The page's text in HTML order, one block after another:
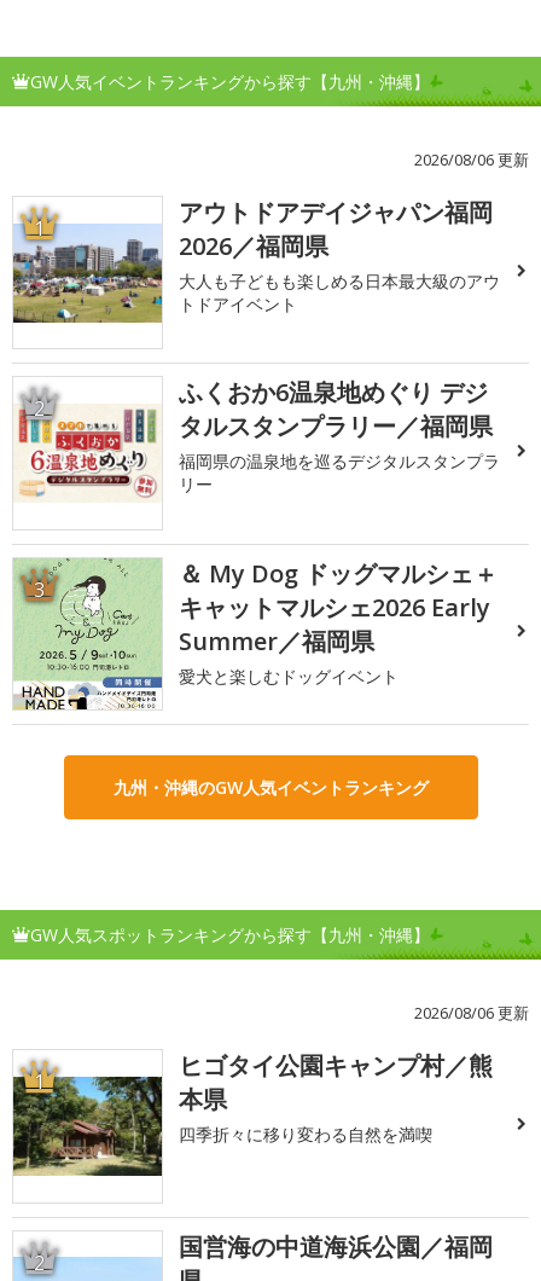
GW人気イベントランキングから探す【九州・沖縄】
2026/08/06 更新
1
アウトドアデイジャパン福岡
2026／福岡県
大人も子どもも楽しめる日本最大級のアウ
トドアイベント
2
ふくおか6温泉地めぐり デジ
タルスタンプラリー／福岡県
福岡県の温泉地を巡るデジタルスタンプラ
リー
3
＆ My Dog ドッグマルシェ＋
キャットマルシェ2026 Early
Summer／福岡県
愛犬と楽しむドッグイベント
九州・沖縄のGW人気イベントランキング
GW人気スポットランキングから探す【九州・沖縄】
2026/08/06 更新
1
ヒゴタイ公園キャンプ村／熊
本県
四季折々に移り変わる自然を満喫
2
国営海の中道海浜公園／福岡